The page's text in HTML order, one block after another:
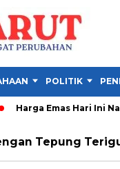
POLITIK
Harga Emas Hari Ini
Tepung